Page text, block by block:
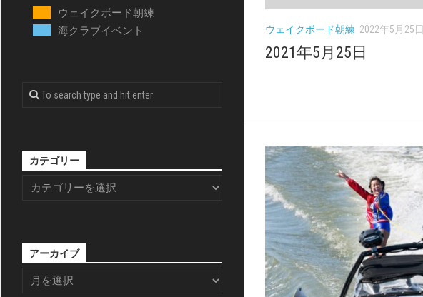
ウェイクボード朝練 2022年5月25日
2021年5月25日
ウェイクボード朝練
海クラブイベント
カテゴリー
アーカイブ